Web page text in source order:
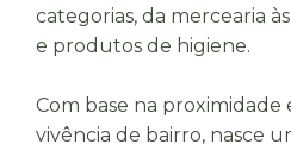
categorias, da mercearia
e produtos de higiene.
Com base na
vivência de bairro, nasce